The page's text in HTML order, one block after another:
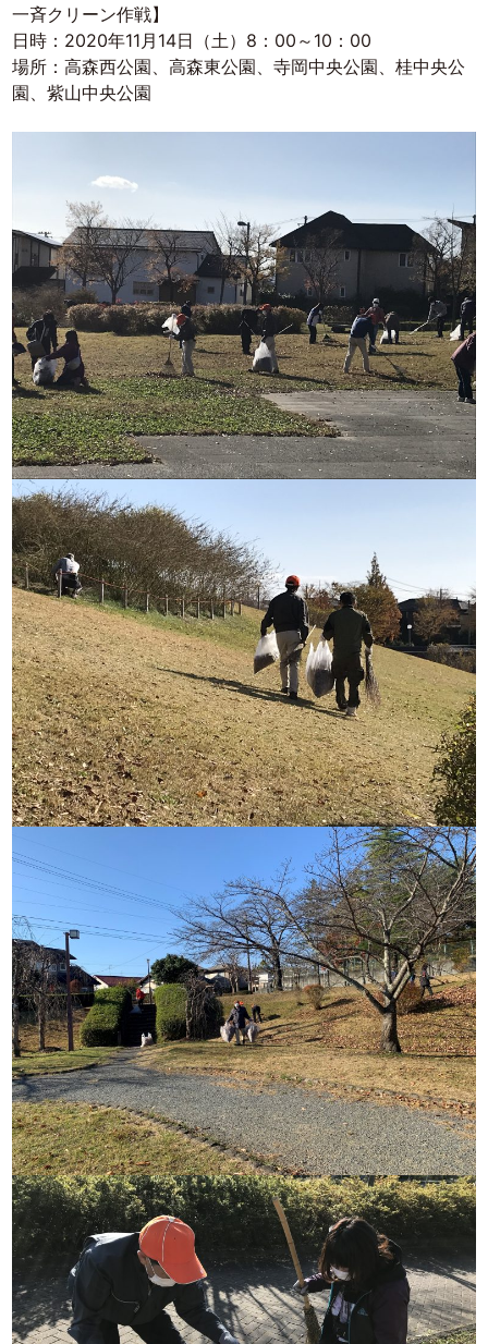
一斉クリーン作戦】
日時：2020年11月14日（土）8：00～10：00
場所：高森西公園、高森東公園、寺岡中央公園、桂中央公
園、紫山中央公園